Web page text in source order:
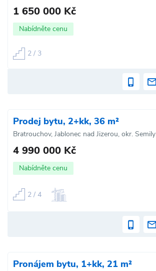
1 650 000 Kč
Nabídněte cenu
2 / 3
Prodej bytu, 2+kk, 36 m²
Bratrouchov, Jablonec nad Jizerou, okr. Semily
4 990 000 Kč
Nabídněte cenu
2 / 4
Pronájem bytu, 1+kk, 21 m²